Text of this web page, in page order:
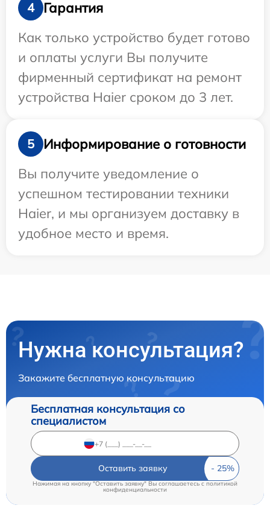
4
Гарантия
Как только устройство будет готово
и оплаты услуги Вы получите
фирменный сертификат на ремонт
устройства Haier сроком до 3 лет.
5
Информирование о готовности
Вы получите уведомление о
успешном тестировании техники
Haier, и мы организуем доставку в
удобное место и время.
Нужна консультация?
Закажите бесплатную консультацию
Бесплатная консультация со
специалистом
Оставить заявку
Нажимая на кнопку "Оставить заявку" Вы соглашаетесь c политикой
конфиденциальности